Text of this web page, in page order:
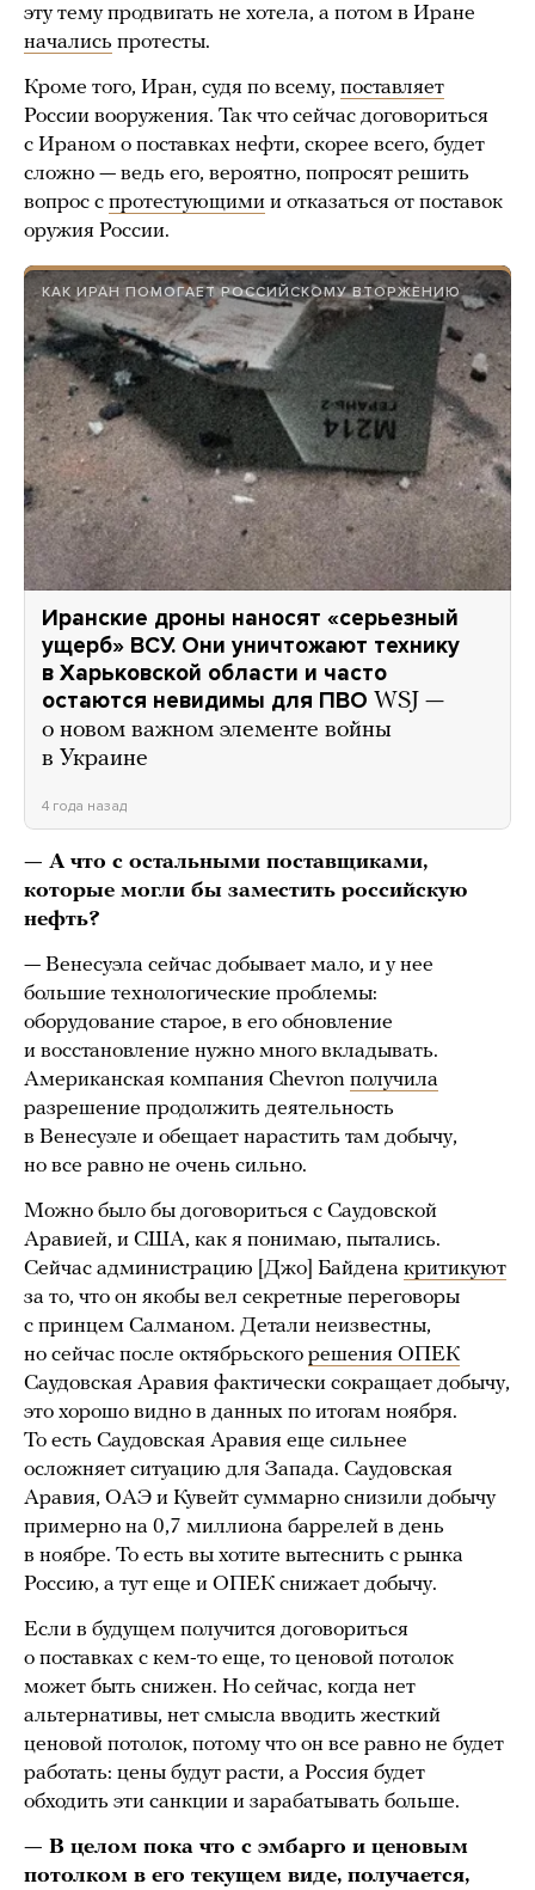
эту тему продвигать не хотела, а потом в Иране
начались протесты.
Кроме того, Иран, судя по всему, поставляет
России вооружения. Так что сейчас договориться
с Ираном о поставках нефти, скорее всего, будет
сложно — ведь его, вероятно, попросят решить
вопрос с протестующими и отказаться от поставок
оружия России.
КАК ИРАН ПОМОГАЕТ РОССИЙСКОМУ ВТОРЖЕНИЮ
Иранские дроны наносят «серьезный
ущерб» ВСУ. Они уничтожают технику
в Харьковской области и часто
остаются невидимы для ПВО WSJ —
о новом важном элементе войны
в Украине
4 года назад
— А что с остальными поставщиками,
которые могли бы заместить российскую
нефть?
— Венесуэла сейчас добывает мало, и у нее
большие технологические проблемы:
оборудование старое, в его обновление
и восстановление нужно много вкладывать.
Американская компания Chevron получила
разрешение продолжить деятельность
в Венесуэле и обещает нарастить там добычу,
но все равно не очень сильно.
Можно было бы договориться с Саудовской
Аравией, и США, как я понимаю, пытались.
Сейчас администрацию [Джо] Байдена критикуют
за то, что он якобы вел секретные переговоры
с принцем Салманом. Детали неизвестны,
но сейчас после октябрьского решения ОПЕК
Саудовская Аравия фактически сокращает добычу,
это хорошо видно в данных по итогам ноября.
То есть Саудовская Аравия еще сильнее
осложняет ситуацию для Запада. Саудовская
Аравия, ОАЭ и Кувейт суммарно снизили добычу
примерно на 0,7 миллиона баррелей в день
в ноябре. То есть вы хотите вытеснить с рынка
Россию, а тут еще и ОПЕК снижает добычу.
Если в будущем получится договориться
о поставках с кем-то еще, то ценовой потолок
может быть снижен. Но сейчас, когда нет
альтернативы, нет смысла вводить жесткий
ценовой потолок, потому что он все равно не будет
работать: цены будут расти, а Россия будет
обходить эти санкции и зарабатывать больше.
— В целом пока что с эмбарго и ценовым
потолком в его текущем виде, получается,